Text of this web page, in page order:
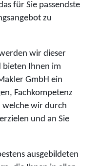
für Sie passendste
zu
wir dieser
bieten Ihnen im
GmbH ein
Fachkompetenz
wir durch
und an Sie
ausgebildeten